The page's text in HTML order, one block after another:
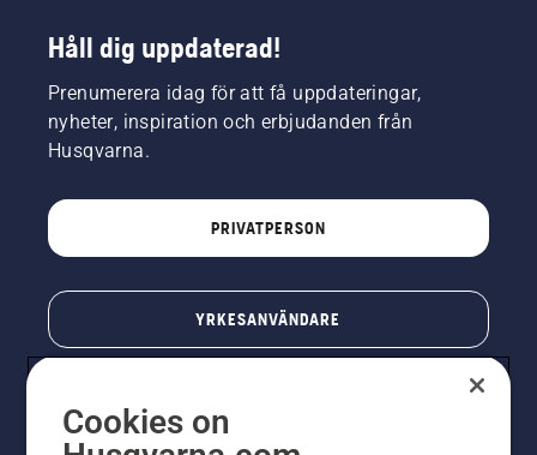
Håll dig uppdaterad!
Prenumerera idag för att få uppdateringar,
nyheter, inspiration och erbjudanden från
Husqvarna.
PRIVATPERSON
YRKESANVÄNDARE
Cookies on